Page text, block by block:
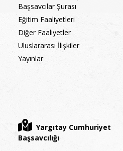
Başsavcılar Şurası
Eğitim Faaliyetleri
Diğer Faaliyetler
Uluslararası İlişkiler
Yayınlar
Yargıtay Cumhuriyet
Başsavcılığı